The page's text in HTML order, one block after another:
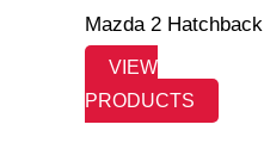
Mazda 2 Hatchback
VIEW
PRODUCTS